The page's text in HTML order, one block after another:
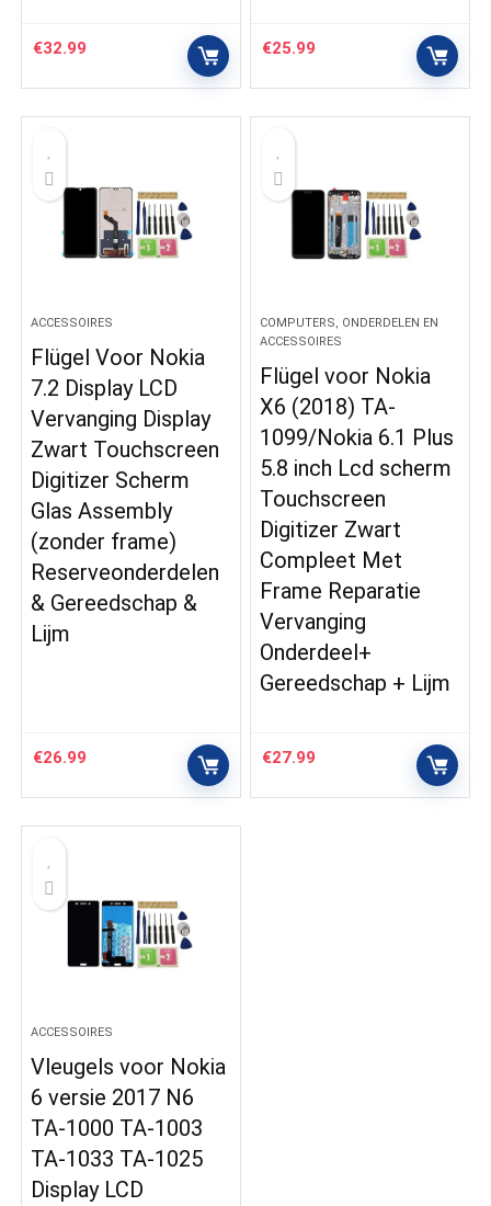
€32.99 €25.99
ACCESSOIRES
Flügel Voor Nokia
7.2 Display LCD
Vervanging Display
Zwart Touchscreen
Digitizer Scherm
Glas Assembly
(zonder frame)
Reserveonderdelen
& Gereedschap &
Lijm
€26.99
COMPUTERS, ONDERDELEN EN
ACCESSOIRES
Flügel voor Nokia
X6 (2018) TA-
1099/Nokia 6.1 Plus
5.8 inch Lcd scherm
Touchscreen
Digitizer Zwart
Compleet Met
Frame Reparatie
Vervanging
Onderdeel+
Gereedschap + Lijm
€27.99
ACCESSOIRES
Vleugels voor Nokia
6 versie 2017 N6
TA-1000 TA-1003
TA-1033 TA-1025
Display LCD